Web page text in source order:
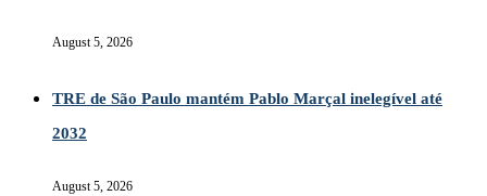
August 5, 2026
TRE de São Paulo mantém Pablo Marçal inelegível até
2032
August 5, 2026